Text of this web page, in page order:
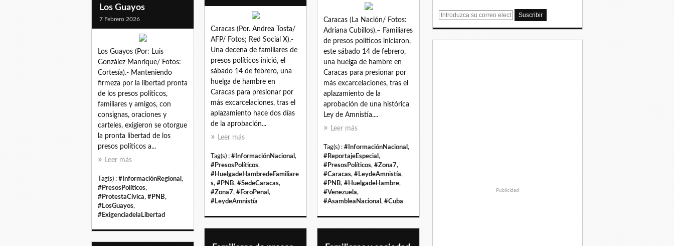
Caracas (La Nación/ Fotos:
Adriana Cubillos).– Familiares
de presos políticos iniciaron,
este sábado 14 de febrero,
una huelga de hambre en
Caracas para presionar por
más excarcelaciones, tras el
aplazamiento de la
aprobación de una histórica
Ley de Amnistía....
Leer más
Tag(s) : #InformaciónNacional ,
#ReportajeEspecial ,
#PresosPolíticos, #Zona7,
#Caracas, #LeydeAmnistía,
#PNB, #HuelgadeHambre,
#Venezuela,
#AsambleaNacional , #Cuba
Caracas (Por. Andrea Tosta/
AFP/ Fotos; Red Social X).-
Una decena de familiares de
presos políticos inició, el
sábado 14 de febrero, una
huelga de hambre en
Caracas para presionar por
más excarcelaciones, tras el
aplazamiento hace dos días
de la aprobación...
Leer más
Tag(s) : #InformaciónNacional ,
#PresosPolíticos,
#HuelgadeHambredeFamiliare
s, #PNB, #SedeCaracas,
#Zona7, #ForoPenal ,
#LeydeAmnistía
Los Guayos
7 Febrero 2026
Los Guayos (Por: Luis
González Manrique/ Fotos:
Cortesía).- Manteniendo
firmeza por la libertad pronta
de los presos políticos,
familiares y amigos, con
consignas, oraciones y
carteles, exigieron se otorgue
la pronta libertad de los
presos políticos a...
Leer más
Tag(s) : #InformaciónRegional ,
#PresosPolíticos,
#ProtestaCívica, #PNB,
#LosGuayos,
#ExigenciadelaLibertad
E
Publicidad